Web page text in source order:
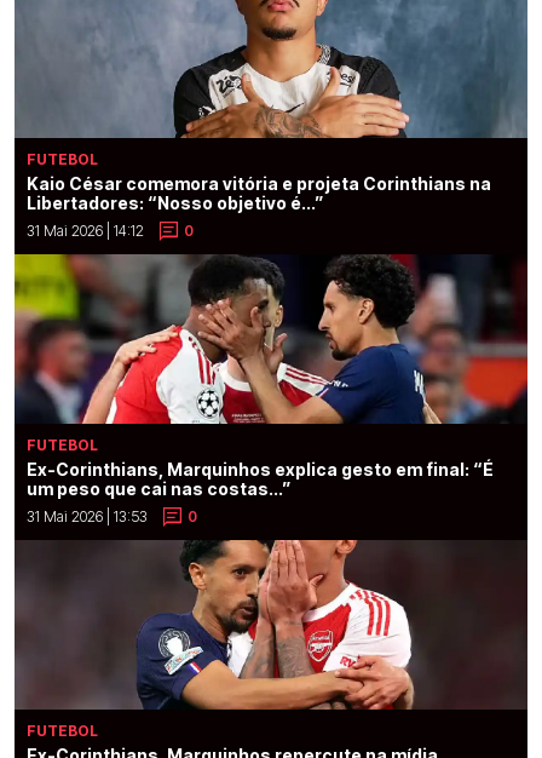
FUTEBOL
Kaio César comemora vitória e projeta Corinthians na
Libertadores: “Nosso objetivo é...”
31 Mai 2026 | 14:12 0
FUTEBOL
Ex-Corinthians, Marquinhos explica gesto em final: “É
um peso que cai nas costas...”
31 Mai 2026 | 13:53 0
FUTEBOL